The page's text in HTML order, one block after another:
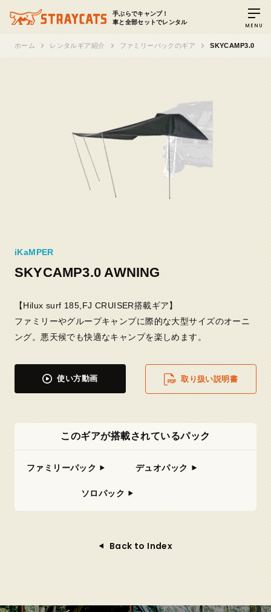
手ぶらでキャンプ！
車と全部セットでレンタル
MENU
ホーム レンタルギア紹介 ファミリーパックのギア SKYCAMP3.0
iKaMPER
SKYCAMP3.0 AWNING
【Hilux surf 185,FJ CRUISER搭載ギア】
ファミリーやグループキャンプに際的な大型サイズのオーニ
ング。悪天候でも快適なキャンプを楽しめます。
使い方動画 取り扱い説明書
このギアが搭載されているパック
ファミリーパック デュオパック
ソロパック
Back to Index